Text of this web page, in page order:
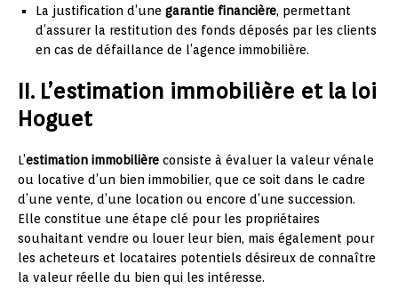
La justification d’une garantie financière, permettant
d’assurer la restitution des fonds déposés par les clients
en cas de défaillance de l’agence immobilière.
II. L’estimation immobilière et la loi
Hoguet
L’estimation immobilière consiste à évaluer la valeur vénale
ou locative d’un bien immobilier, que ce soit dans le cadre
d’une vente, d’une location ou encore d’une succession.
Elle constitue une étape clé pour les propriétaires
souhaitant vendre ou louer leur bien, mais également pour
les acheteurs et locataires potentiels désireux de connaître
la valeur réelle du bien qui les intéresse.